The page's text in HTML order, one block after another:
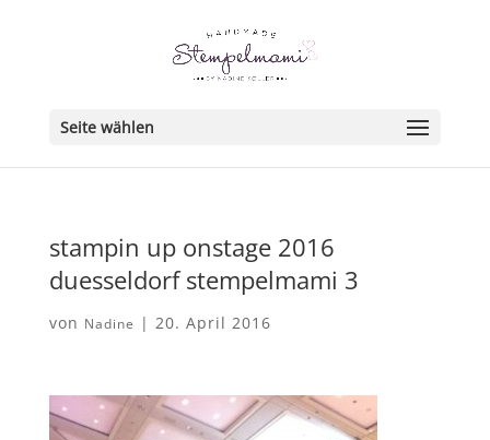
Seite wählen
stampin up onstage 2016
duesseldorf stempelmami 3
von Nadine | 20. April 2016